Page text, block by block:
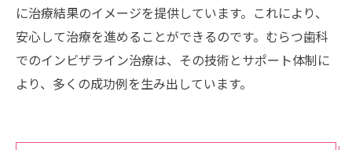
に治療結果のイメージを提供しています。これにより、
安心して治療を進めることができるのです。むらつ歯科
でのインビザライン治療は、その技術とサポート体制に
より、多くの成功例を生み出しています。